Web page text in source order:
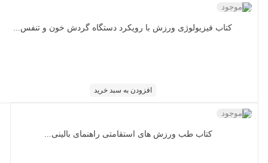
کتاب فیزیولوژی ورزش با رویکرد دستگاه گردش خون و تنفس...
ناموجود
افزودن به سبد خرید
کتاب طب ورزش های استقامتی راهنمای بالینی...
ناموجود